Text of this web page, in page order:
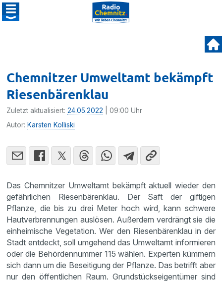
Chemnitzer Umweltamt bekämpft
Riesenbärenklau
Zuletzt aktualisiert:24.05.2022 | 09:00 Uhr
Autor: Karsten Kolliski
Das Chemnitzer Umweltamt bekämpft aktuell wieder den
gefährlichen Riesenbärenklau. Der Saft der giftigen
Pflanze, die bis zu drei Meter hoch wird, kann schwere
Hautverbrennungen auslösen. Außerdem verdrängt sie die
einheimische Vegetation. Wer den Riesenbärenklau in der
Stadt entdeckt, soll umgehend das Umweltamt informieren
oder die Behördennummer 115 wählen. Experten kümmern
sich dann um die Beseitigung der Pflanze. Das betrifft aber
nur den öffentlichen Raum. Grundstückseigentümer sind